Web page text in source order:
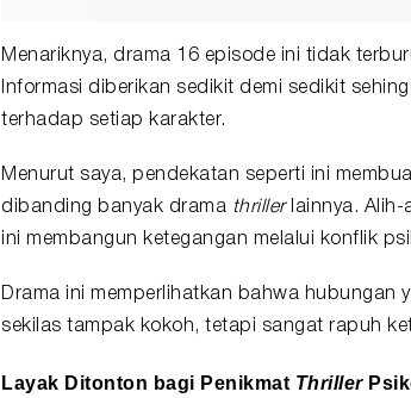
Menariknya, drama 16 episode ini tidak
Informasi diberikan sedikit demi sedikit
terhadap setiap karakter.
Menurut saya, pendekatan seperti ini
dibanding banyak drama thrillerlainnya. Alih-
ini membangun ketegangan melalui konflik
Drama ini memperlihatkan bahwa hubungan
sekilas tampak kokoh, tetapi sangat rapuh
Layak Ditonton bagi Penikmat Thriller